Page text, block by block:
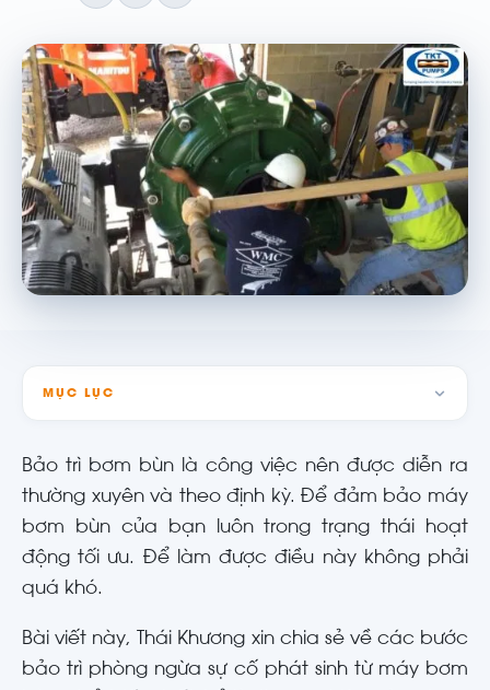
MỤC LỤC
Bảo trì bơm bùn là công việc nên được diễn ra
thường xuyên và theo định kỳ. Để đảm bảo máy
bơm bùn của bạn luôn trong trạng thái hoạt
động tối ưu. Để làm được điều này không phải
quá khó.
Bài viết này, Thái Khương xin chia sẻ về các bước
bảo trì phòng ngừa sự cố phát sinh từ máy bơm